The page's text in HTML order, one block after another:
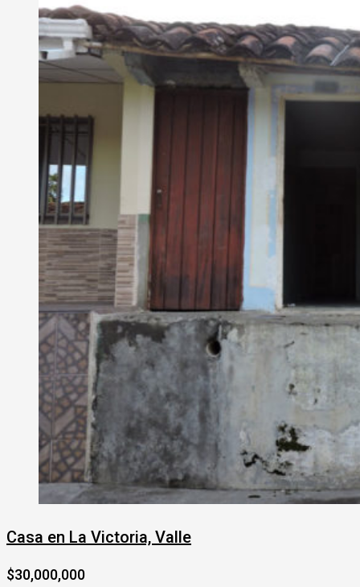
Casa en La Victoria, Valle
$30,000,000